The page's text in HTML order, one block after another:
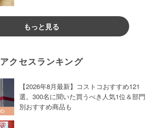
もっと見る
アクセスランキング
【2026年8月最新】コストコおすすめ121
選。300名に聞いた買うべき人気1位＆部門
別おすすめ商品も